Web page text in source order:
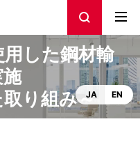
した鋼材輸
り組み～
JA EN